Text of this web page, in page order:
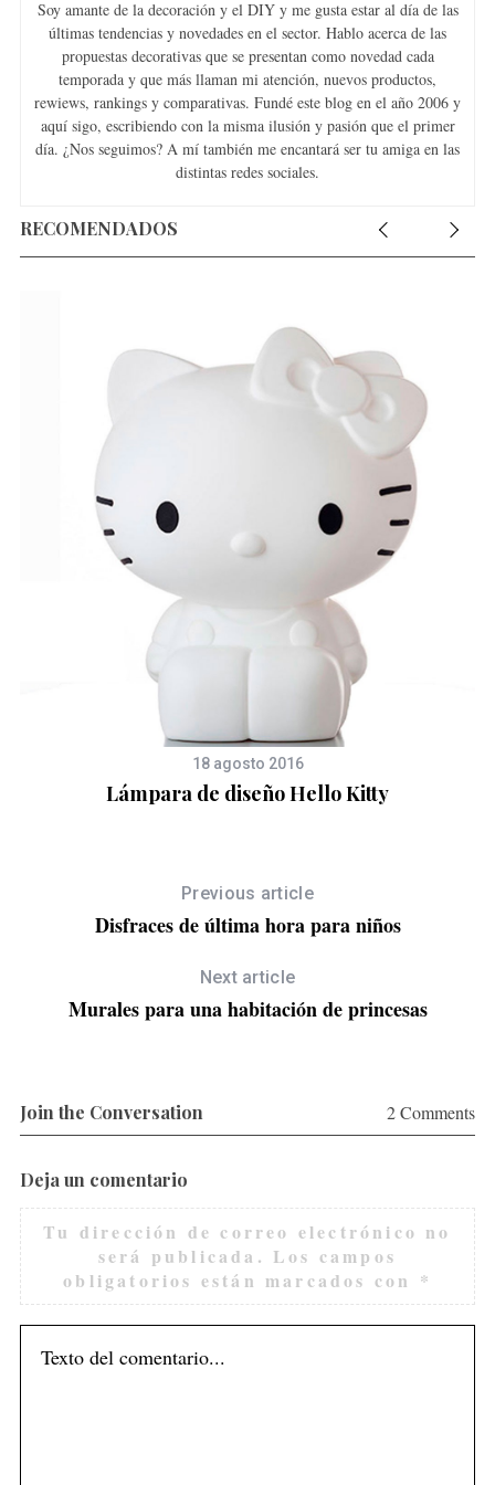
Soy amante de la decoración y el DIY y me gusta estar al día de las
últimas tendencias y novedades en el sector. Hablo acerca de las
propuestas decorativas que se presentan como novedad cada
temporada y que más llaman mi atención, nuevos productos,
rewiews, rankings y comparativas. Fundé este blog en el año 2006 y
aquí sigo, escribiendo con la misma ilusión y pasión que el primer
día. ¿Nos seguimos? A mí también me encantará ser tu amiga en las
distintas redes sociales.
RECOMENDADOS
18 agosto 2016
Lámpara de diseño Hello Kitty
Previous article
Disfraces de última hora para niños
Next article
Murales para una habitación de princesas
Join the Conversation 2 Comments
Deja un comentario
Tu dirección de correo electrónico no
será publicada. Los campos
obligatorios están marcados con *
e
a
r
c